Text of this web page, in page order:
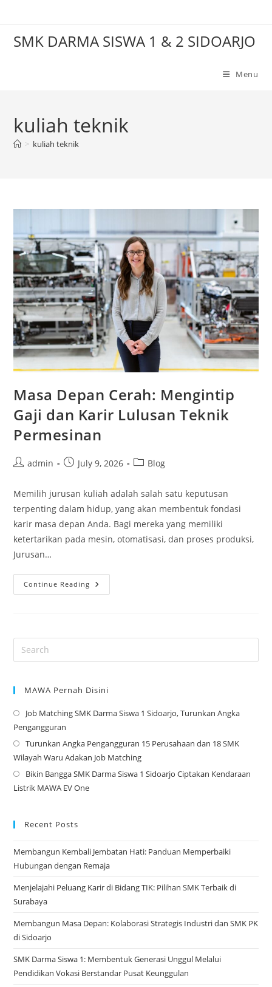
contentSMK DARMA SISWA 1 & 2 SIDOARJO
Menu
kuliah teknik
> kuliah teknik
Masa Depan Cerah: Mengintip
Gaji dan Karir Lulusan Teknik
Permesinan
Postadmin
PostJuly 9, 2026
PostBlog
Memilih jurusan kuliah adalah salah satu keputusan
terpenting dalam hidup, yang akan membentuk fondasi
karir masa depan Anda. Bagi mereka yang memiliki
ketertarikan pada mesin, otomatisasi, dan proses produksi,
Jurusan…
Continue Reading Masa
Depan
Permesinan
MAWA Pernah Disini
Job Matching SMK Darma Siswa 1 Sidoarjo, Turunkan Angka
Pengangguran
Turunkan Angka Pengangguran 15 Perusahaan dan 18 SMK
Wilayah Waru Adakan Job Matching
Bikin Bangga SMK Darma Siswa 1 Sidoarjo Ciptakan Kendaraan
Listrik MAWA EV One
Recent Posts
Membangun Kembali Jembatan Hati: Panduan Memperbaiki
Hubungan dengan Remaja
Menjelajahi Peluang Karir di Bidang TIK: Pilihan SMK Terbaik di
Surabaya
Membangun Masa Depan: Kolaborasi Strategis Industri dan SMK PK
di Sidoarjo
SMK Darma Siswa 1: Membentuk Generasi Unggul Melalui
Pendidikan Vokasi Berstandar Pusat Keunggulan